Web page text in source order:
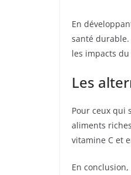
En
santé
les impacts
Les
Pour ceux qui
aliments
vitamine C et
En